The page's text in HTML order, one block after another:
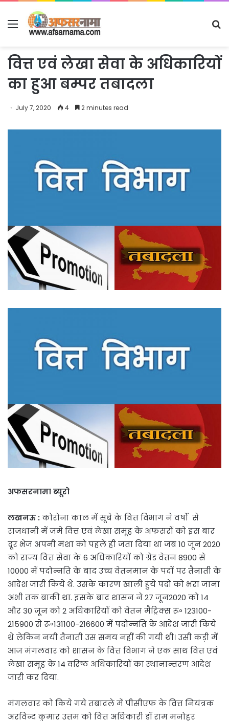
Menu
वित्त एवं लेखा सेवा के अधिकारियों
का हुआ बम्पर तबादला
July 7, 2020 4 2 minutes read
अफसरनामा ब्यूरो
लखनऊ : कोरोना काल में सूबे के वित्त विभाग ने वर्षों से
राजधानी में जमे वित्त एवं लेखा समूह के अफसरों को इस बार
दूर भेज अपनी मंशा को पहले ही जता दिया था जब 10 जून 2020
को राज्य वित्त सेवा के 6 अधिकारियों को ग्रेड वेतन 8900 से
10000 में पदोन्नति के बाद उच्च वेतनमान के पदों पर तैनाती के
आदेश जारी किये थे. उसके कारण खाली हुये पदों को भरा जाना
अभी तक बाकी था. इसके बाद शासन ने 27 जून2020 को 14
और 30 जून को 2 अधिकारियों को वेतन मैट्रिक्स रू॰ 123100-
215900 से रू॰131100-216600 में पदोन्नति के आदेश जारी किये
थे लेकिन नयी तैनाती उस समय नहीं की गयी थी। उसी कड़ी में
आज मंगलवार को शासन के वित्त विभाग ने एक साथ वित्त एवं
लेखा समूह के 14 वरिष्ठ अधिकारियों का स्थानान्तरण आदेश
जारी कर दिया.
मंगलवार को किये गये तबादले में पीसीएफ के वित्त नियंत्रक
अरविन्द कुमार उत्तम को वित्त अधिकारी डॉ राम मनोहर